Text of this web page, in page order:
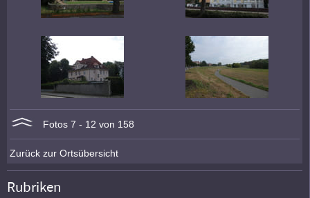
Fotos 7 - 12 von 158
Zurück zur Ortsübersicht
Rubriken